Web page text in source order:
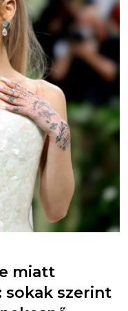
miatt
sokak szerint